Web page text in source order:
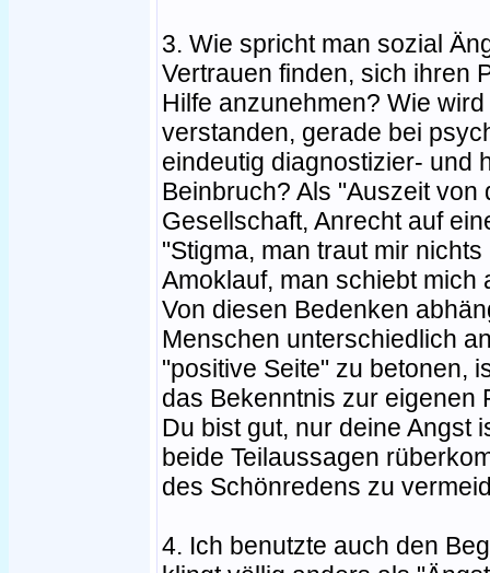
3. Wie spricht man sozial
Vertrauen finden, sich ihren
Hilfe anzunehmen? Wie
verstanden, gerade bei
eindeutig diagnostizier- und
Beinbruch? Als "Auszeit von
Gesellschaft, Anrecht auf
"Stigma, man traut mir
Amoklauf, man schiebt mich
Von diesen Bedenken
Menschen unterschiedlich
"positive Seite" zu betonen,
das Bekenntnis zur eigenen
Du bist gut, nur deine Angst
beide Teilaussagen
des Schönredens zu
4. Ich benutzte auch den